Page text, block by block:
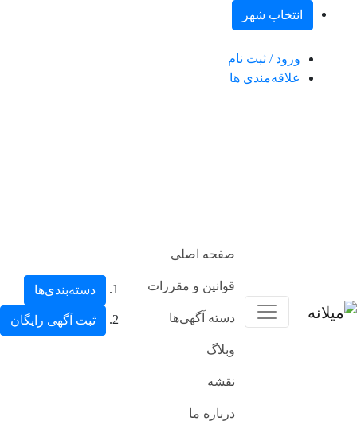
انتخاب شهر
ورود / ثبت نام
علاقه‌مندی ها
صفحه اصلی
قوانین و مقررات
دسته آگهی‌ها
وبلاگ
نقشه
درباره ما
دسته‌بندی‌ها
ثبت آگهی رایگان